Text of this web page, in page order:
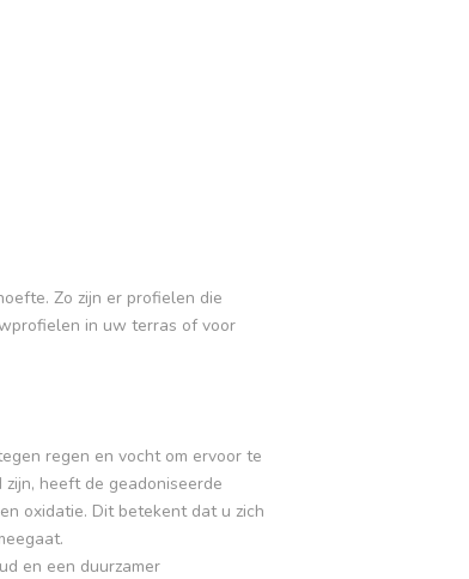
Zo zijn er profielen die
in uw terras of voor
regen en vocht om ervoor te
heeft de geadoniseerde
oxidatie. Dit betekent dat u zich
en een duurzamer